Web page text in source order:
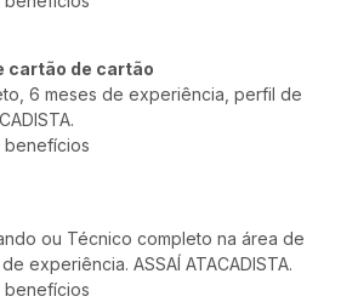
cartão de cartão
6 meses de experiência, perfil de
benefícios
ou Técnico completo na área de
experiência. ASSAÍ ATACADISTA.
benefícios